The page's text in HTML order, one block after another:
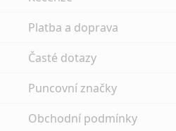
Platba a doprava
Časté dotazy
Puncovní značky
Obchodní podmínky